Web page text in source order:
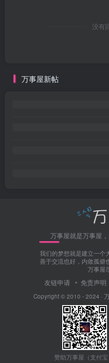
没有
万事屋新帖
万事屋就是万事屋，
我们的梦想就是建立一个
善于交流也好，内敛孤僻
万事屋
友链申请 免责声明
Copyright © 2010 - 2024 ·
赞助万事屋（支付宝